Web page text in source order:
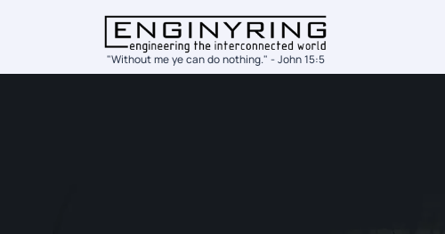
"Without me ye can do nothing." - John 15:5